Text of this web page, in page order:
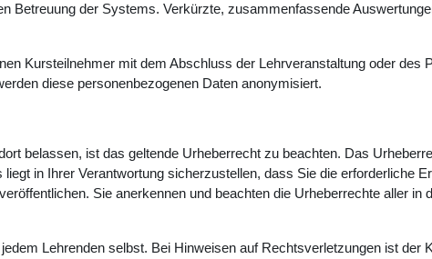
Betreuung der Systems. Verkürzte, zusammenfassende
Kursteilnehmer mit dem Abschluss der Lehrveranstaltung oder des
diese personenbezogenen Daten anonymisiert.
belassen, ist das geltende Urheberrecht zu beachten. Das
in Ihrer Verantwortung sicherzustellen, dass Sie die erforderliche
Sie anerkennen und beachten die Urheberrechte aller
Lehrenden selbst. Bei Hinweisen auf Rechtsverletzungen ist der